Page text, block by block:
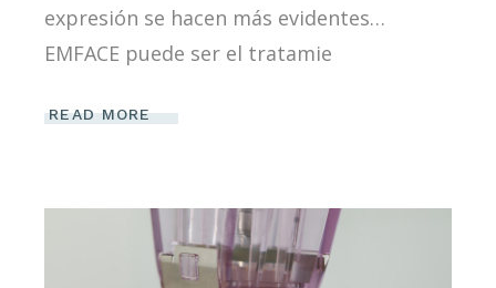
expresión se hacen más evidentes…
EMFACE puede ser el tratamie
READ MORE